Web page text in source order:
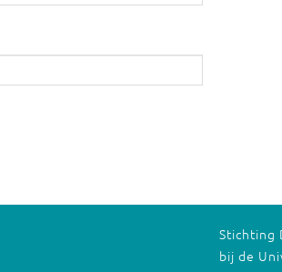
Stichting
bij de